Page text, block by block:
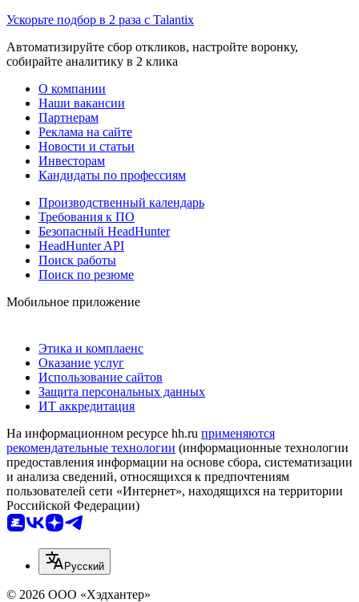
Ускорьте подбор в 2 раза с Talantix
Автоматизируйте сбор откликов, настройте воронку,
собирайте аналитику в 2 клика
О компании
Наши вакансии
Партнерам
Реклама на сайте
Новости и статьи
Инвесторам
Кандидаты по профессиям
Производственный календарь
Требования к ПО
Безопасный HeadHunter
HeadHunter API
Поиск работы
Поиск по резюме
Мобильное приложение
Этика и комплаенс
Оказание услуг
Использование сайтов
Защита персональных данных
ИТ аккредитация
На информационном ресурсе hh.ru применяются
рекомендательные технологии (информационные технологии
предоставления информации на основе сбора, систематизации
и анализа сведений, относящихся к предпочтениям
пользователей сети «Интернет», находящихся на территории
Российской Федерации)
Русский
© 2026 ООО «Хэдхантер»